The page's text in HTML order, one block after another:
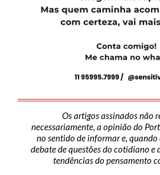
Os artigos assinados não
necessariamente, a opinião do
no sentido de informar e,
debate de questões do cotidiano e
tendências do pensamento